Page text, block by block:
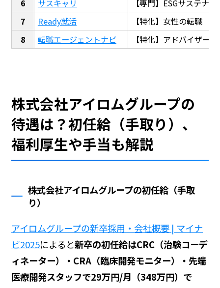
サスキャリ
【専門】ESGサステナ
Ready就活
【特化】女性の転職
転職エージェントナビ
【特化】アドバイザー
株式会社アイロムグループの
待遇は？初任給（手取り）、
福利厚生や手当も解説
株式会社アイロムグループの初任給（手取
り）
アイロムグループの新卒採用・会社概要 | マイナ
ビ2025によると新卒の初任給はCRC（治験コーデ
ィネーター）・CRA（臨床開発モニター）・先端
医療開発スタッフで29万円/月（348万円）で